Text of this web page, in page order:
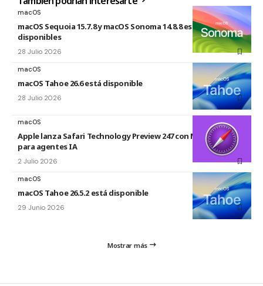
macOS
macOS Sequoia 15.7.8 y macOS Sonoma 14.8.8 están
disponibles
28 Julio 2026
macOS
macOS Tahoe 26.6 está disponible
28 Julio 2026
macOS
Apple lanza Safari Technology Preview 247 con MCP Server
para agentes IA
2 Julio 2026
macOS
macOS Tahoe 26.5.2 está disponible
29 Junio 2026
Mostrar más